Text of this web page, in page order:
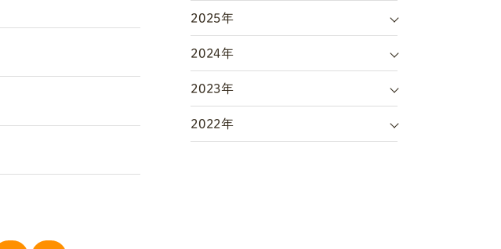
2025年
2024年
2023年
2022年